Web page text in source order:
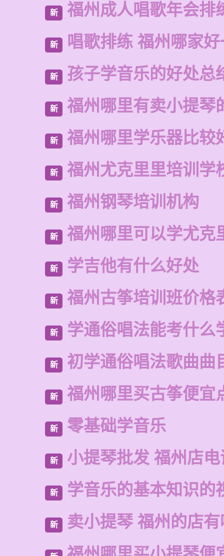
新 福州成人唱歌年会排
新 唱歌排练 福州哪家
新 孩子学音乐的好处总
新 福州哪里有卖小提琴
新 福州哪里学乐器比较
新 福州尤克里里培训学
新 福州钢琴培训机构
新 福州哪里可以学尤克
新 学吉他有什么好处
新 福州古筝培训班价格
新 学通俗唱法能考什么
新 初学通俗唱法歌曲曲
新 福州哪里买古筝便宜
新 零基础学音乐
新 小提琴批发 福州店
新 学音乐的基本知识的
新 卖小提琴 福州的店